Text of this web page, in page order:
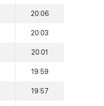
20:06
20:03
20:01
19:59
19:57